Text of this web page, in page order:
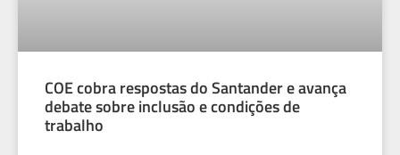
COE cobra respostas do Santander e avança
debate sobre inclusão e condições de
trabalho